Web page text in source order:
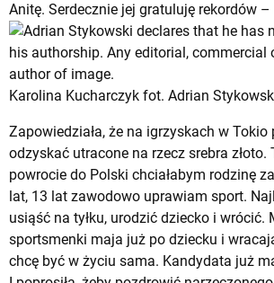
Anitę. Serdecznie jej gratuluję rekordów –
Karolina Kucharczyk fot. Adrian
Zapowiedziała, że na igrzyskach w Tokio
odzyskać utracone na rzecz srebra
powrocie do Polski chciałabym rodzinę
lat, 13 lat zawodowo uprawiam sport.
usiąść na tyłku, urodzić dziecko i wrócić.
sportsmenki maja już po dziecku i
chcę być w życiu sama. Kandydata już